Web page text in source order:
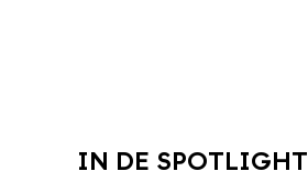
IN DE SPOTLIGHT